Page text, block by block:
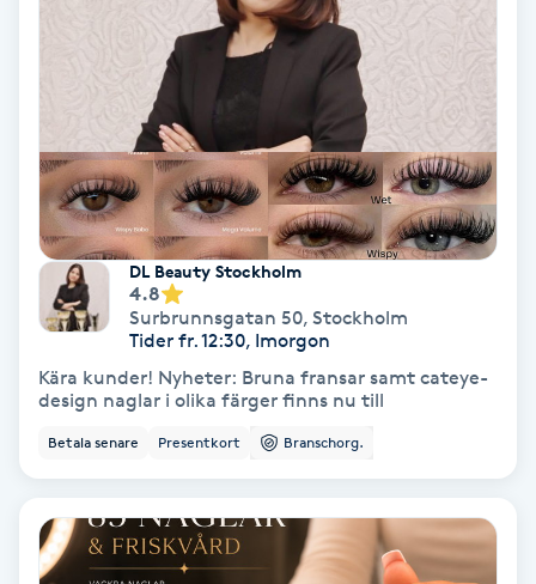
Gel naglar
Gelenaglar
Gellack
Gellack med förstärkning
Gravidyoga
DL Beauty Stockholm
4.8
Surbrunnsgatan 50, Stockholm
Tider fr. 12:30, Imorgon
Kära kunder! Nyheter: Bruna fransar samt cateye-
design naglar i olika färger finns nu till
Betala senare Presentkort Branschorg.